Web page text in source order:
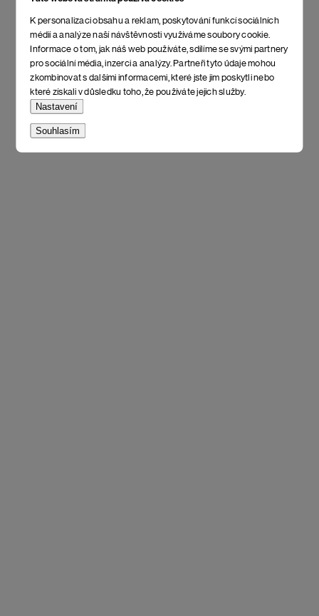
K personalizaci obsahu a reklam, poskytování funkcí sociálních
médií a analýze naší návštěvnosti využíváme soubory cookie.
Informace o tom, jak náš web používáte, sdílíme se svými partnery
pro sociální média, inzerci a analýzy. Partneři tyto údaje mohou
zkombinovat s dalšími informacemi, které jste jim poskytli nebo
které získali v důsledku toho, že používáte jejich služby.
Nastavení
Souhlasím